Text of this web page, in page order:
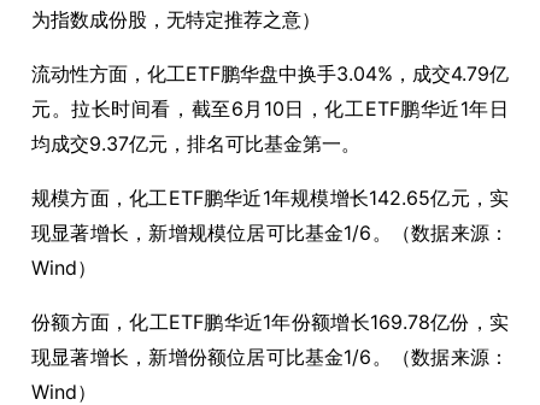
为指数成份股，无特定推荐之意）
流动性方面，化工ETF鹏华盘中换手3.04%，成交4.79亿
元。拉长时间看，截至6月10日，化工ETF鹏华近1年日
均成交9.37亿元，排名可比基金第一。
规模方面，化工ETF鹏华近1年规模增长142.65亿元，实
现显著增长，新增规模位居可比基金1/6。（数据来源：
Wind）
份额方面，化工ETF鹏华近1年份额增长169.78亿份，实
现显著增长，新增份额位居可比基金1/6。（数据来源：
Wind）